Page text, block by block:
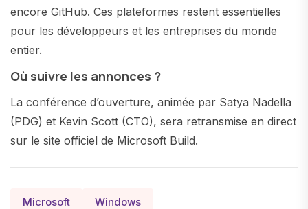
encore GitHub. Ces plateformes restent essentielles
pour les développeurs et les entreprises du monde
entier.
Où suivre les annonces ?
La conférence d’ouverture, animée par Satya Nadella
(PDG) et Kevin Scott (CTO), sera retransmise en direct
sur le site officiel de Microsoft Build.
Microsoft Windows